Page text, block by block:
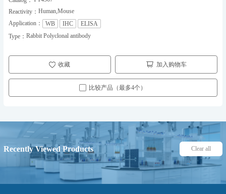
Reactivity： Human,Mouse
Application：
WB IHC
ELISA
Type： Rabbit Polyclonal antibody
收藏 加入购物车
比较产品（最多4个）
Recently Viewed Products Clear all